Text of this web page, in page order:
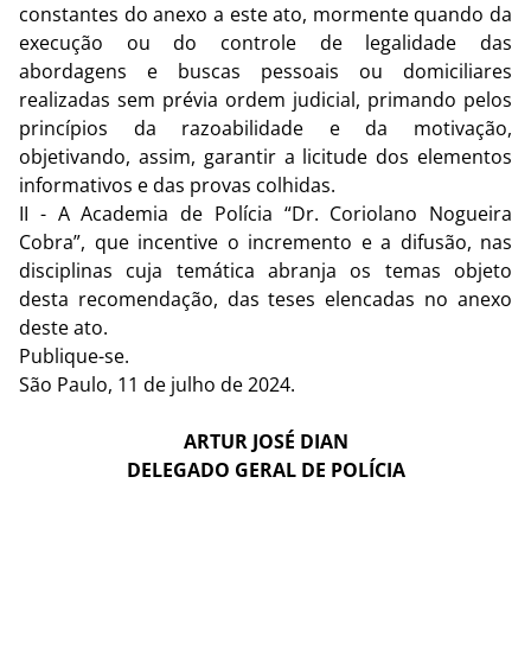
constantes do anexo a este ato, mormente quando da
execução ou do controle de legalidade das
abordagens e buscas pessoais ou domiciliares
realizadas sem prévia ordem judicial, primando pelos
princípios da razoabilidade e da motivação,
objetivando, assim, garantir a licitude dos elementos
informativos e das provas colhidas.
II - A Academia de Polícia “Dr. Coriolano Nogueira
Cobra”, que incentive o incremento e a difusão, nas
disciplinas cuja temática abranja os temas objeto
desta recomendação, das teses elencadas no anexo
deste ato.
Publique-se.
São Paulo, 11 de julho de 2024.
ARTUR JOSÉ DIAN
DELEGADO GERAL DE POLÍCIA